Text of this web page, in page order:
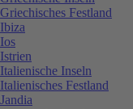
Griechisches Festland
Ibiza
Ios
Istrien
Italienische Inseln
Italienisches Festland
Jandia